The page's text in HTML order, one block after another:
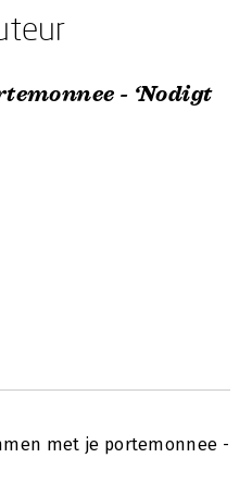
- ‘Nodigt
met je portemonnee -